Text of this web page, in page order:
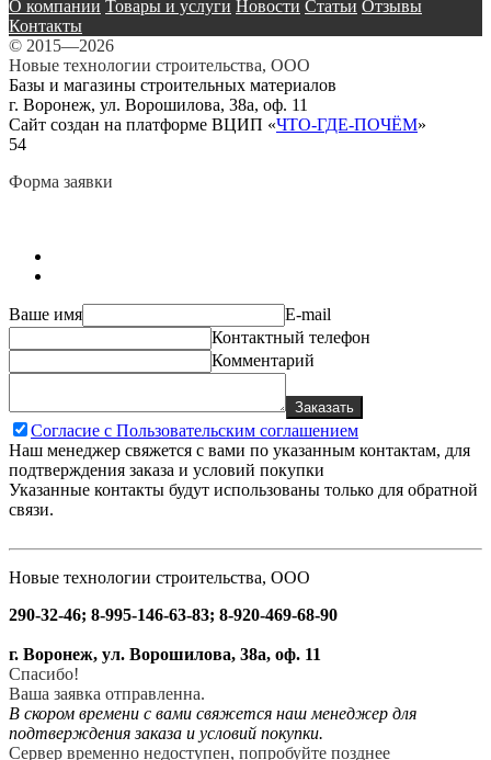
О компании Товары и услуги Новости Статьи Отзывы
Контакты
© 2015—2026
Новые технологии строительства, ООО
Базы и магазины строительных материалов
г. Воронеж, ул. Ворошилова, 38а, оф. 11
Сайт создан на платформе ВЦИП «ЧТО-ГДЕ-ПОЧЁМ»
54
Форма заявки
Ваше имя
E-mail
Контактный телефон
Комментарий
Заказать
Согласие с Пользовательским соглашением
Наш менеджер свяжется с вами по указанным контактам, для
подтверждения заказа и условий покупки
Указанные контакты будут использованы только для обратной
связи.
Новые технологии строительства, ООО
290-32-46; 8-995-146-63-83; 8-920-469-68-90
г. Воронеж, ул. Ворошилова, 38а, оф. 11
Спасибо!
Ваша заявка отправленна.
В скором времени с вами свяжется наш менеджер для
подтверждения заказа и условий покупки.
Сервер временно недоступен, попробуйте позднее